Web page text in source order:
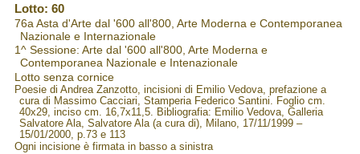
Lotto: 60
76a Asta d'Arte dal '600 all'800, Arte Moderna e Contemporanea
Nazionale e Internazionale
1^ Sessione: Arte dal '600 all'800, Arte Moderna e
Contemporanea Nazionale e Intenazionale
Lotto senza cornice
Poesie di Andrea Zanzotto, incisioni di Emilio Vedova, prefazione a
cura di Massimo Cacciari, Stamperia Federico Santini. Foglio cm.
40x29, inciso cm. 16,7x11,5. Bibliografia: Emilio Vedova, Galleria
Salvatore Ala, Salvatore Ala (a cura di), Milano, 17/11/1999 –
15/01/2000, p.73 e 113
Ogni incisione è firmata in basso a sinistra